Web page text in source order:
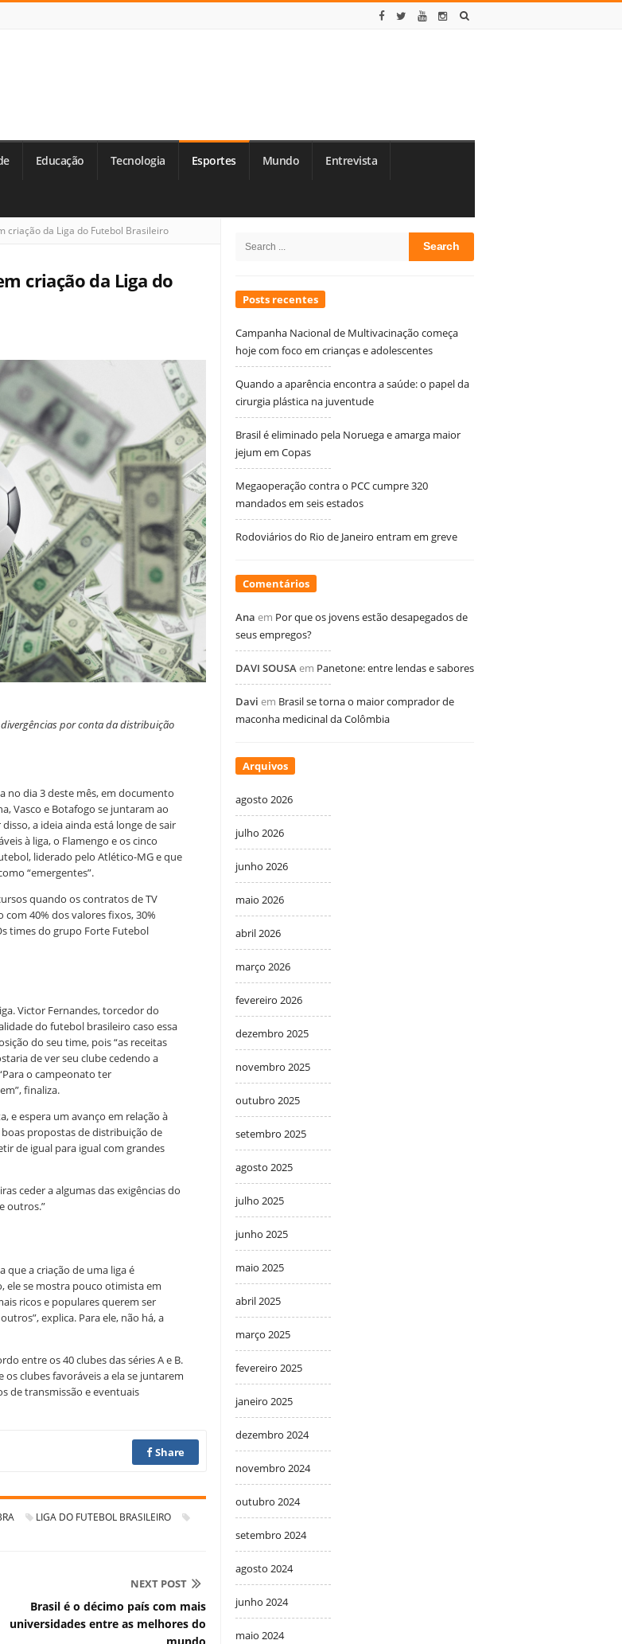
Educação Tecnologia Esportes Mundo Entrevista
criação da Liga do Futebol Brasileiro
criação da Liga do
por conta da distribuição
no dia 3 deste mês, em documento
Vasco e Botafogo se juntaram ao
a ideia ainda está longe de sair
à liga, o Flamengo e os cinco
liderado pelo Atlético-MG e que
“emergentes”.
quando os contratos de TV
40% dos valores fixos, 30%
times do grupo Forte Futebol
Victor Fernandes, torcedor do
do futebol brasileiro caso essa
do seu time, pois “as receitas
de ver seu clube cedendo a
o campeonato ter
finaliza.
e espera um avanço em relação à
propostas de distribuição de
de igual para igual com grandes
ceder a algumas das exigências do
outros.”
que a criação de uma liga é
ele se mostra pouco otimista em
ricos e populares querem ser
explica. Para ele, não há, a
entre os 40 clubes das séries A e B.
os clubes favoráveis a ela se juntarem
de transmissão e eventuais
Share
LIGA DO FUTEBOL BRASILEIRO
NEXT POST
Brasil é o décimo país com mais
universidades entre as melhores do
Sidebar
Search
Posts recentes
Campanha Nacional de Multivacinação começa
hoje com foco em crianças e adolescentes
Quando a aparência encontra a saúde: o papel da
cirurgia plástica na juventude
Brasil é eliminado pela Noruega e amarga maior
jejum em Copas
Megaoperação contra o PCC cumpre 320
mandados em seis estados
Rodoviários do Rio de Janeiro entram em greve
Comentários
Ana em Por que os jovens estão desapegados de
seus empregos?
DAVI SOUSAem Panetone: entre lendas e sabores
Davi em Brasil se torna o maior comprador de
maconha medicinal da Colômbia
Arquivos
agosto 2026
julho 2026
junho 2026
maio 2026
abril 2026
março 2026
fevereiro 2026
dezembro 2025
novembro 2025
outubro 2025
setembro 2025
agosto 2025
julho 2025
junho 2025
maio 2025
abril 2025
março 2025
fevereiro 2025
janeiro 2025
dezembro 2024
novembro 2024
outubro 2024
setembro 2024
agosto 2024
junho 2024
maio 2024